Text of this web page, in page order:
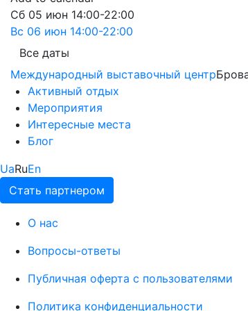
Сб 05 июн 14:00-22:00
Вс 06 июн 14:00-22:00
Все даты
Международный выставочный центр
Активный отдых
Мероприятия
Интересные места
Блог
UaRuEn
Стать партнером
О нас
Вопросы-ответы
Публичная оферта с пользователями
Политика конфиденциальности